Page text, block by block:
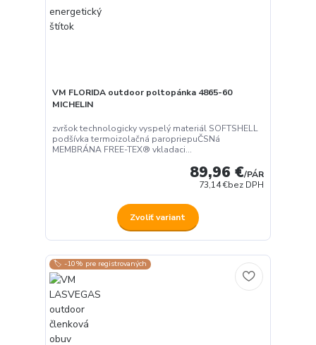
VM FLORIDA outdoor poltopánka 4865-60
MICHELIN
zvršok technologicky vyspelý materiál SOFTSHELL
podšívka termoizolačná paropriepuČSNá
MEMBRÁNA FREE-TEX® vkladaci...
89,96 €/PÁR
73,14 €bez DPH
Zvoliť variant
🏷️ -10% pre registrovaných